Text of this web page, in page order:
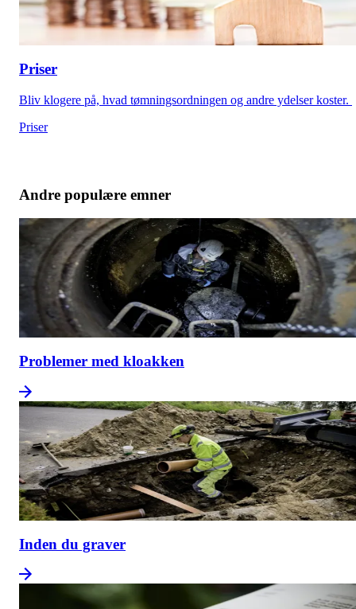
Priser
Bliv klogere på, hvad tømningsordningen og andre ydelser koster.
Priser
Andre populære emner
Problemer med kloakken
Inden du graver